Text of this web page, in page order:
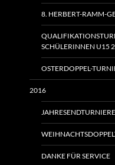
8. HERBERT-RAMM-
SCHÜLERINNEN U15
OSTERDOPPEL-
2016
DANKE FÜR SERVICE